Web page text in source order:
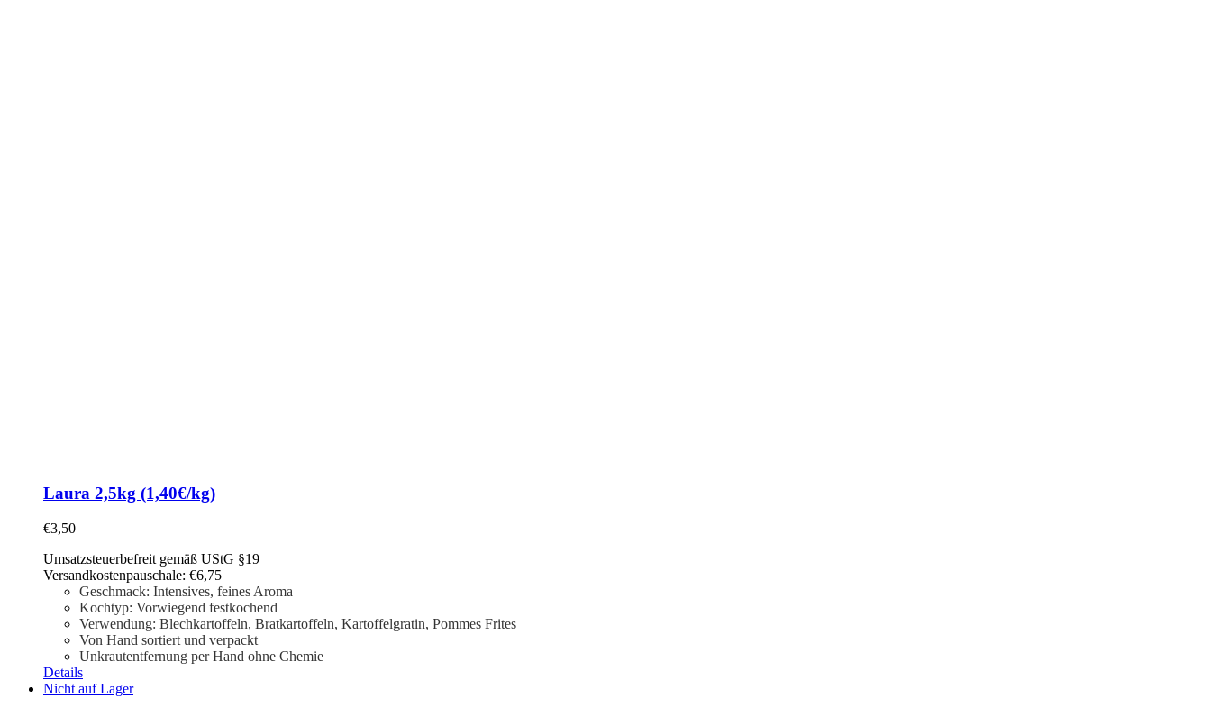
Laura 2,5kg (1,40€/kg)
€3,50
Umsatzsteuerbefreit gemäß UStG §19
Versandkostenpauschale: €6,75
Geschmack: Intensives, feines Aroma
Kochtyp: Vorwiegend festkochend
Verwendung: Blechkartoffeln, Bratkartoffeln, Kartoffelgratin, Pommes Frites
Von Hand sortiert und verpackt
Unkrautentfernung per Hand ohne Chemie
Details
Nicht auf Lager